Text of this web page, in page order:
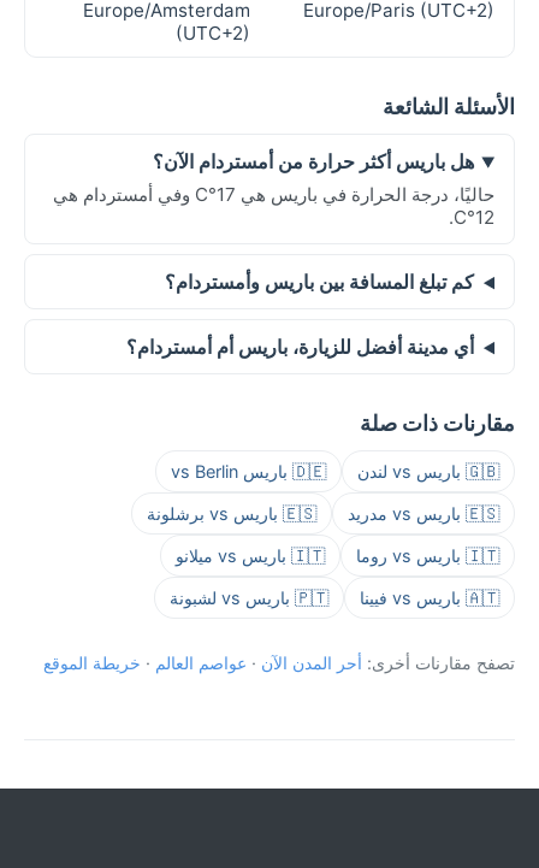
Europe/Paris (UTC+2)
Europe/Amsterdam
(UTC+2)
الأسئلة الشائعة
هل باريس أكثر حرارة من أمستردام الآن؟
حاليًا، درجة الحرارة في باريس هي 17°C وفي أمستردام هي
12°C.
كم تبلغ المسافة بين باريس وأمستردام؟
أي مدينة أفضل للزيارة، باريس أم أمستردام؟
مقارنات ذات صلة
🇬🇧 باريس vs لندن 🇩🇪 باريس vs Berlin
🇪🇸 باريس vs مدريد 🇪🇸 باريس vs برشلونة
🇮🇹 باريس vs روما 🇮🇹 باريس vs ميلانو
🇦🇹 باريس vs فيينا 🇵🇹 باريس vs لشبونة
تصفح مقارنات أخرى: أحر المدن الآن · عواصم العالم · خريطة الموقع